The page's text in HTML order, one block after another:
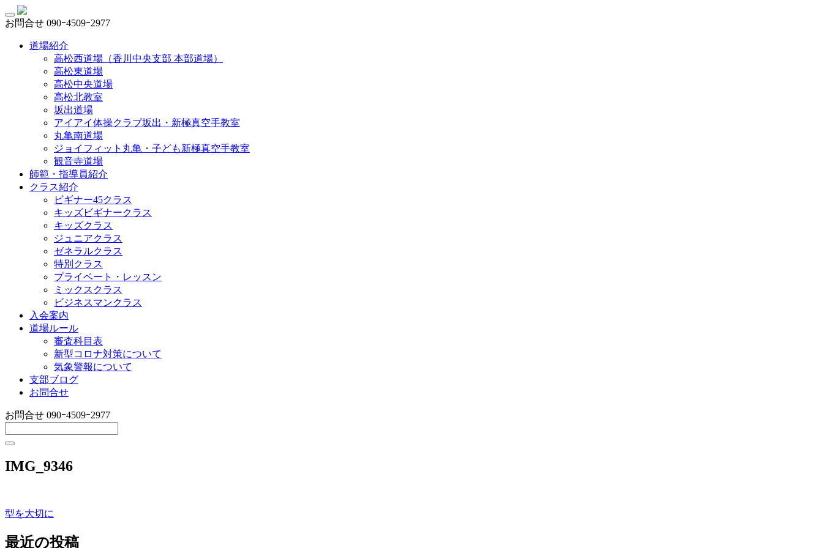
お問合せ 090ｰ4509ｰ2977
道場紹介
高松西道場（香川中央支部 本部道場）
高松東道場
高松中央道場
高松北教室
坂出道場
アイアイ体操クラブ坂出・新極真空手教室
丸亀南道場
ジョイフィット丸亀・子ども新極真空手教室
観音寺道場
師範・指導員紹介
クラス紹介
ビギナー45クラス
キッズビギナークラス
キッズクラス
ジュニアクラス
ゼネラルクラス
特別クラス
プライベート・レッスン
ミックスクラス
ビジネスマンクラス
入会案内
道場ルール
審査科目表
新型コロナ対策について
気象警報について
支部ブログ
お問合せ
お問合せ 090ｰ4509ｰ2977
IMG_9346
投
稿
型を大切に
最近の投稿